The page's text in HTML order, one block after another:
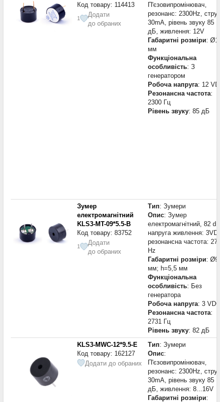
Код товару: 114413
1
Додати
до обраних
П'єзовипромінювач,
резонанс: 2300Hz,
30mA, рівень звуку 85
дБ, живлення: 12V
Габаритні розміри:
мм
Функціональна
особливість: З
генератором
Робоча напруга: 12
Резонансна частота:
2300 Гц
Рівень звуку: 85 дБ
Зумер
електромагнітний
KLS3-MT-09*5.5-B
Код товару: 83752
1
Додати
до обраних
Тип: Зумери
Опис: Зумер
електромагнітний, 82
напруга живлення:
резонансна частота:
Hz
Габаритні розміри: Ø9
мм; h=5,5 мм
Функціональна
особливість: Без
генератора
Робоча напруга: 3 VDC
Резонансна частота:
2731 Гц
Рівень звуку: 82 дБ
KLS3-MWC-12*9.5-E
Код товару: 162127
Додати до обраних
Тип: Зумери
Опис:
П'єзовипромінювач,
резонанс: 2300Hz,
30mA, рівень звуку 85
дБ, живлення: 8...16V
Габаритні розміри: